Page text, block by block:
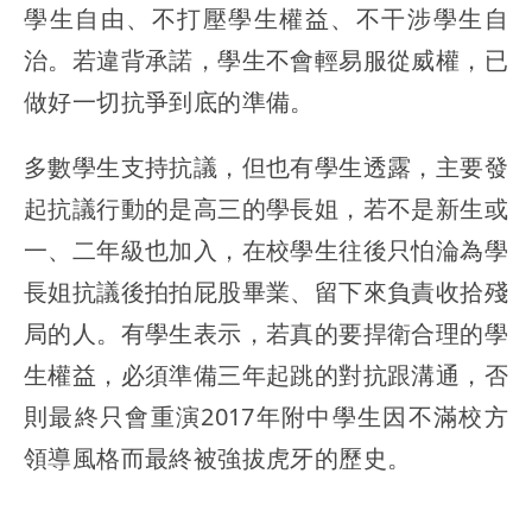
學生自由、不打壓學生權益、不干涉學生自
治。若違背承諾，學生不會輕易服從威權，已
做好一切抗爭到底的準備。
多數學生支持抗議，但也有學生透露，主要發
起抗議行動的是高三的學長姐，若不是新生或
一、二年級也加入，在校學生往後只怕淪為學
長姐抗議後拍拍屁股畢業、留下來負責收拾殘
局的人。有學生表示，若真的要捍衛合理的學
生權益，必須準備三年起跳的對抗跟溝通，否
則最終只會重演2017年附中學生因不滿校方
領導風格而最終被強拔虎牙的歷史。